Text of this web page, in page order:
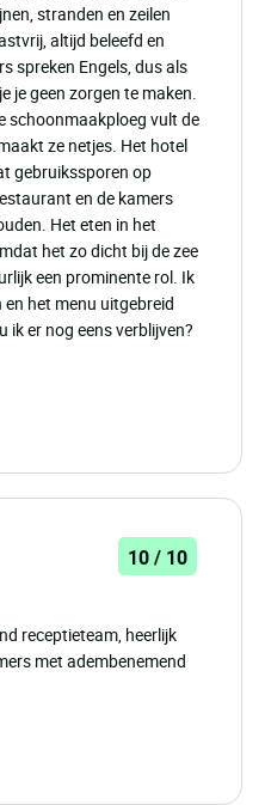
stranden en zeilen
altijd beleefd en
spreken Engels, dus als
je geen zorgen te maken.
schoonmaakploeg vult de
ze netjes. Het hotel
gebruikssporen op
en de kamers
Het eten in het
het zo dicht bij de zee
een prominente rol. Ik
het menu uitgebreid
ik er nog eens verblijven?
10 / 10
receptieteam, heerlijk
met adembenemend